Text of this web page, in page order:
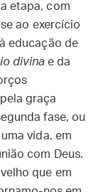
etapa, com
ao exercício
educação de
divinae da
graça
fase, ou
vida, em
com Deus.
que em